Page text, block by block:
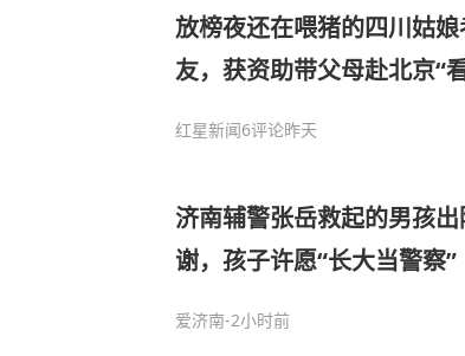
放榜夜还在喂猪的四川姑
友，获资助带父母赴北京“
红星新闻6评论昨天
济南辅警张岳救起的男孩
谢，孩子许愿“长大当警察”
爱济南-2小时前